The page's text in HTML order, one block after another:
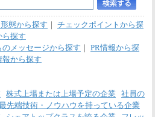
態から探す ｜ チェックポイントから探
ら探す
のメッセージから探す ｜ PR情報から探
報から探す
株式上場または上場予定の企業 社員の
先端技術・ノウハウを持っている企業